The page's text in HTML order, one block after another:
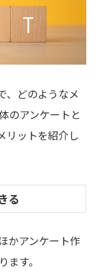
、どのようなメ
のアンケートと
リットを紹介し
る
かアンケート作
す。